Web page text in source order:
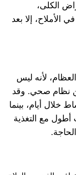
الكلى،
الأملاح، إلا بعد
لأنه ليس
نظام صحي. وقد
أيام، بينما
مع التغذية